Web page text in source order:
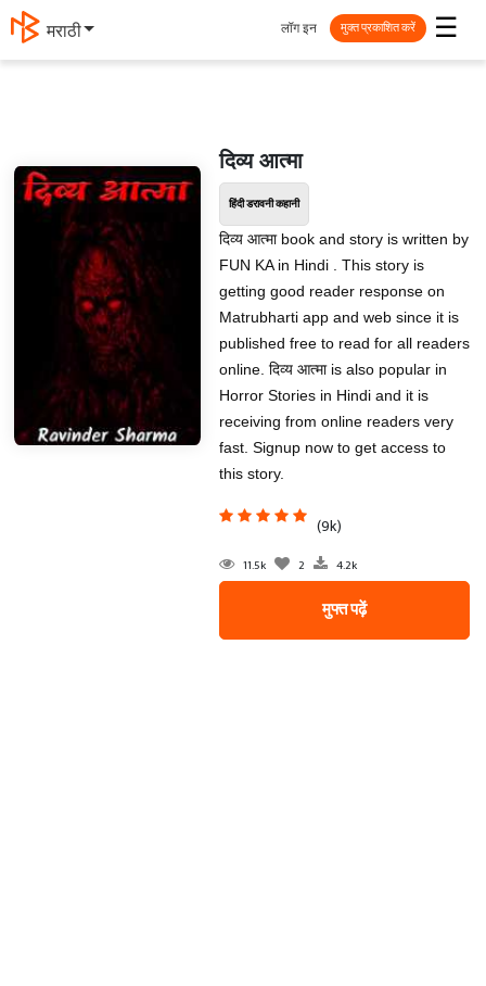
मराठी ☰
लॉग इन मुक्त प्रकाशित करें
दिव्य आत्मा
हिंदी डरावनी कहानी
दिव्य आत्मा book and story is written by
FUN KA in Hindi . This story is
getting good reader response on
Matrubharti app and web since it is
published free to read for all readers
online. दिव्य आत्मा is also popular in
Horror Stories in Hindi and it is
receiving from online readers very
fast. Signup now to get access to
this story.
(9k)
11.5k 2 4.2k
मुफ्त पढ़ें